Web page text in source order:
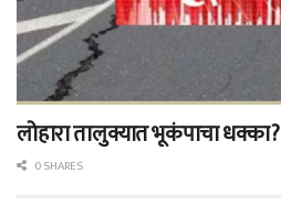
लोहारा तालुक्यात भूकंपाचा धक्का?
0 SHARES